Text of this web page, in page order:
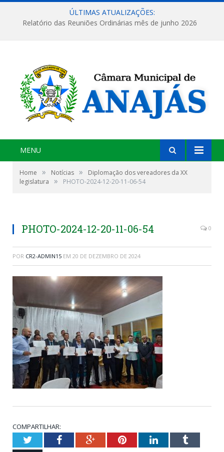
ÚLTIMAS ATUALIZAÇÕES:
Relatório das Reuniões Ordinárias mês de junho 2026
MENU
Home » Notícias »
Diplomação dos vereadores da XX
legislatura
» PHOTO-2024-12-20-11-06-54
PHOTO-2024-12-20-11-06-54 0
POR CR2-ADMIN15 EM 20 DE DEZEMBRO DE 2024
COMPARTILHAR:
TwitterFacebookGoogle+PinterestLinkedInTumblr